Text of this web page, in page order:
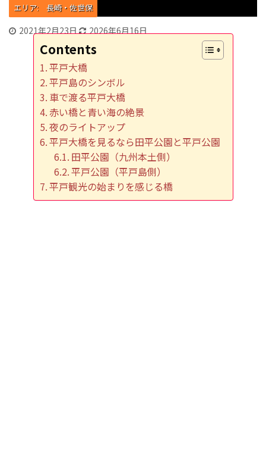
エリア: 長崎・佐世保
2021年2月23日 2026年6月16日
Contents
平戸大橋
平戸島のシンボル
車で渡る平戸大橋
赤い橋と青い海の絶景
夜のライトアップ
平戸大橋を見るなら田平公園と平戸公園
田平公園（九州本土側）
平戸公園（平戸島側）
平戸観光の始まりを感じる橋